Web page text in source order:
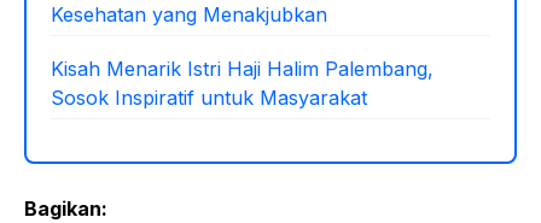
Kesehatan yang Menakjubkan
Kisah Menarik Istri Haji Halim Palembang,
Sosok Inspiratif untuk Masyarakat
Bagikan: